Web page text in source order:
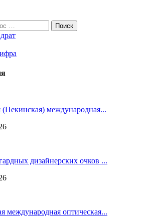
(Пекинская) международная...
дизайнерских очков ...
международная оптическая...